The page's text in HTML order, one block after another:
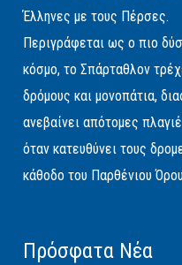
Έλληνες με τους Πέρσες.
Περιγράφεται ως ο πιο
κόσμο, το Σπάρταθλον
δρόμους και μονοπάτια,
ανεβαίνει απότομες
όταν κατευθύνει τους
κάθοδο του Παρθένιου
Πρόσφατα Νέα